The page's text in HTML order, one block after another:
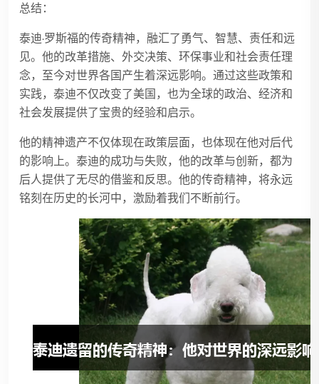
总结：
泰迪·罗斯福的传奇精神，融汇了勇气、智慧、责任和远
见。他的改革措施、外交决策、环保事业和社会责任理
念，至今对世界各国产生着深远影响。通过这些政策和
实践，泰迪不仅改变了美国，也为全球的政治、经济和
社会发展提供了宝贵的经验和启示。
他的精神遗产不仅体现在政策层面，也体现在他对后代
的影响上。泰迪的成功与失败，他的改革与创新，都为
后人提供了无尽的借鉴和反思。他的传奇精神，将永远
铭刻在历史的长河中，激励着我们不断前行。